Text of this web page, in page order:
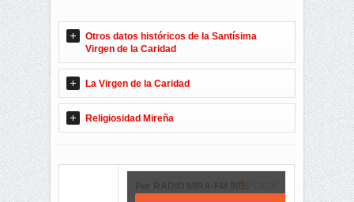
Otros datos históricos de la Santísima
Virgen de la Caridad
La Virgen de la Caridad
Religiosidad Mireña